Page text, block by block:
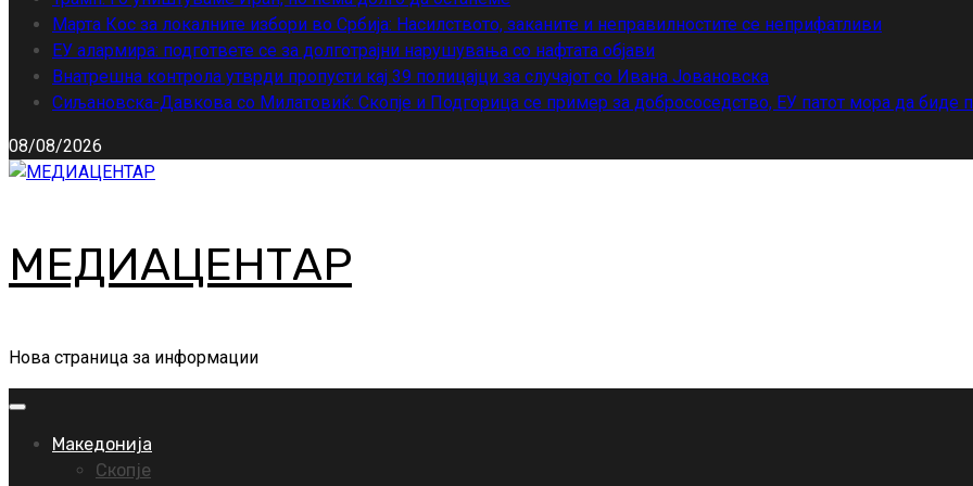
Марта Кос за локалните избори во Србија: Насилството, заканите и неправилностите се неприфатливи
ЕУ алармира: подгответе се за долготрајни нарушувања со нафтата објави
Внатрешна контрола утврди пропусти кај 39 полицајци за случајот со Ивана Јовановска
Сиљановска-Давкова со Милатовиќ: Скопје и Подгорица се пример за добрососедство, ЕУ патот мора да биде
08/08/2026
МЕДИАЦЕНТАР
Нова страница за информации
Primary
Македонија
Скопје